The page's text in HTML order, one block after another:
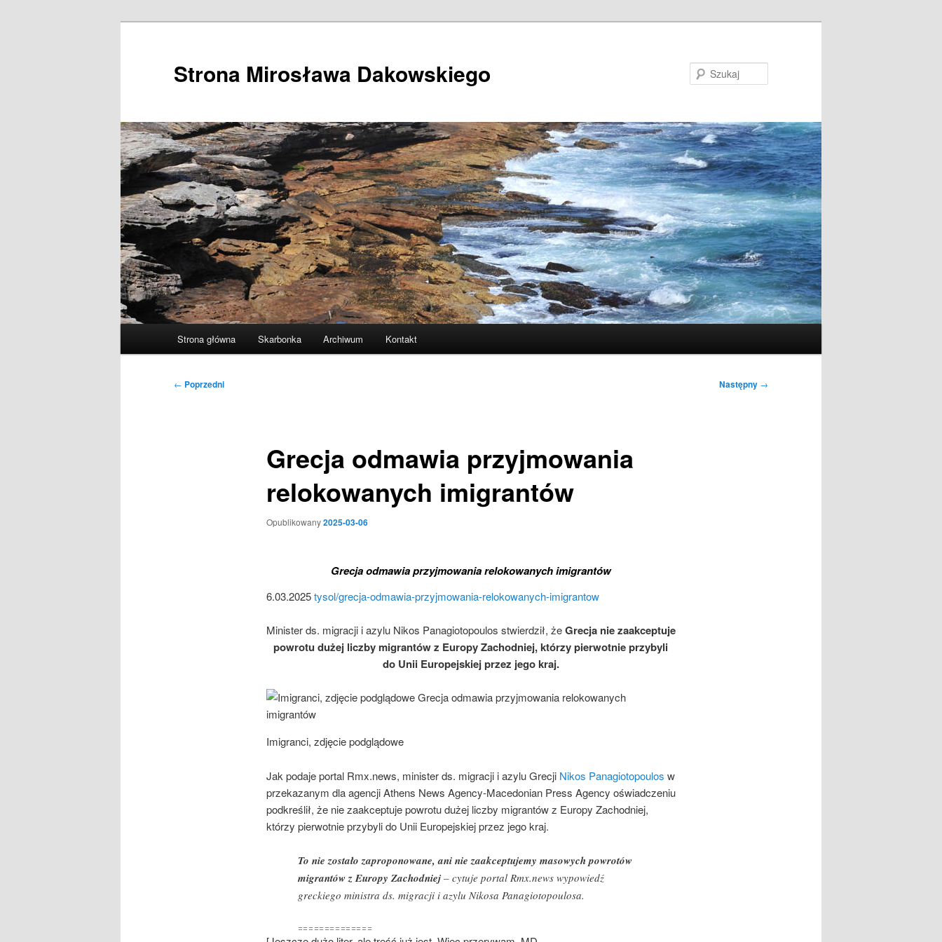
Strona Mirosława Dakowskiego
Strona główna Skarbonka Archiwum Kontakt
Nawigacja
← Poprzedni Następny →
Grecja odmawia przyjmowania
relokowanych imigrantów
Opublikowany2025-03-06
Grecja odmawia przyjmowania relokowanych imigrantów
6.03.2025tysol/grecja-odmawia-przyjmowania-relokowanych-imigrantow
Minister ds. migracji i azylu Nikos Panagiotopoulos stwierdził, żeGrecja nie zaakceptuje
powrotu dużej liczby migrantów z Europy Zachodniej, którzy pierwotnie przybyli
do Unii Europejskiej przez jego kraj.
Imigranci, zdjęcie podglądowe
Jak podaje portal Rmx.news, minister ds. migracji i azylu Grecji Nikos Panagiotopoulos w
przekazanym dla agencji Athens News Agency-Macedonian Press Agency oświadczeniu
podkreślił, że nie zaakceptuje powrotu dużej liczby migrantów z Europy Zachodniej,
którzy pierwotnie przybyli do Unii Europejskiej przez jego kraj.
To nie zostało zaproponowane, ani nie zaakceptujemy masowych powrotów
migrantów z Europy Zachodniej – cytuje portal Rmx.news wypowiedź
greckiego ministra ds. migracji i azylu Nikosa Panagiotopoulosa.
==============